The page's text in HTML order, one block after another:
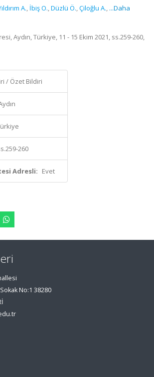
A., İbiş O.,Düzlü Ö.,Çiloğlu A., ...Daha
Aydın, Türkiye, 11 - 15 Ekim 2021, ss.259-260,
/ Özet Bildiri
260
Adresli: Evet
No:1 38280